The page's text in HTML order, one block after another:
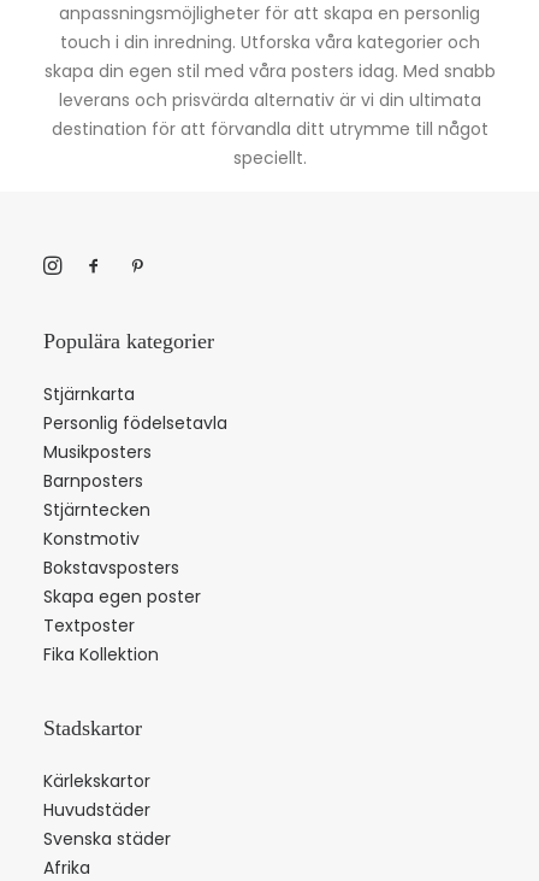
anpassningsmöjligheter för att skapa en personlig
touch i din inredning. Utforska våra kategorier och
skapa din egen stil med våra posters idag. Med snabb
leverans och prisvärda alternativ är vi din ultimata
destination för att förvandla ditt utrymme till något
speciellt.
Populära kategorier
Stjärnkarta
Personlig födelsetavla
Musikposters
Barnposters
Stjärntecken
Konstmotiv
Bokstavsposters
Skapa egen poster
Textposter
Fika Kollektion
Stadskartor
Kärlekskartor
Huvudstäder
Svenska städer
Afrika